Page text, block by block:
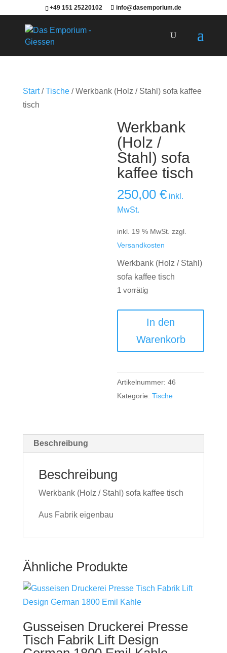
+49 151 25220102 info@dasemporium.de
Start/Tische/ Werkbank (Holz / Stahl) sofa kaffee
tisch
Werkbank
(Holz /
Stahl) sofa
kaffee tisch
250,00€ inkl.
MwSt.
inkl. 19 % MwSt. zzgl.
Versandkosten
Werkbank (Holz / Stahl)
sofa kaffee tisch
1 vorrätig
sofa
kaffee
tisch
In den
Warenkorb
Artikelnummer:46
Kategorie:Tische
Beschreibung
Beschreibung
Werkbank (Holz / Stahl) sofa kaffee tisch
Aus Fabrik eigenbau
Ähnliche Produkte
Gusseisen Druckerei Presse
Tisch Fabrik Lift Design